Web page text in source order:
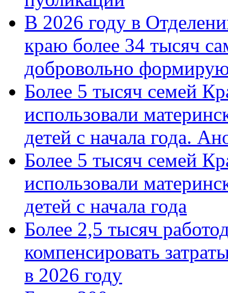
В 2026 году в
краю более 34 тысяч
добровольно
Более 5 тысяч семей
использовали
детей с начала года.
Более 5 тысяч семей
использовали
детей с начала года
Более 2,5 тысяч
компенсировать
в 2026 году